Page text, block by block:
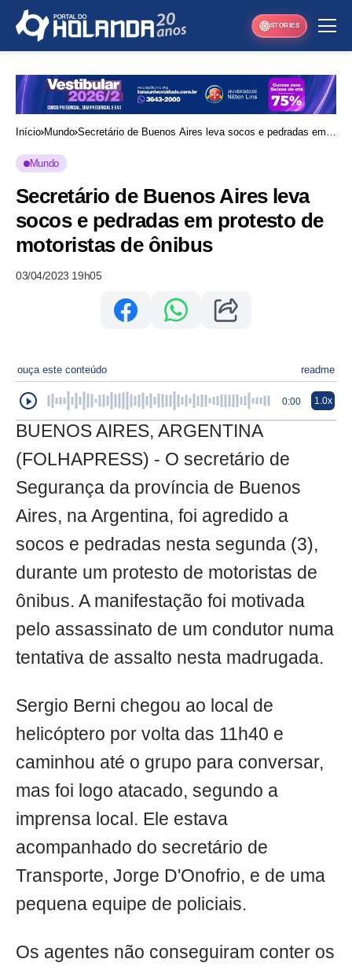
STORIES
Início Mundo Secretário de Buenos Aires leva socos e pedradas em
Mundo
Secretário de Buenos Aires leva
socos e pedradas em protesto de
motoristas de ônibus
03/04/2023 19h05
ouça este conteúdo readme
0:00 1.0x
BUENOS AIRES, ARGENTINA
(FOLHAPRESS) - O secretário de
Segurança da província de Buenos
Aires, na Argentina, foi agredido a
socos e pedradas nesta segunda (3),
durante um protesto de motoristas de
ônibus. A manifestação foi motivada
pelo assassinato de um condutor numa
tentativa de assalto nesta madrugada.
Sergio Berni chegou ao local de
helicóptero por volta das 11h40 e
caminhou até o grupo para conversar,
mas foi logo atacado, segundo a
imprensa local. Ele estava
acompanhado do secretário de
Transporte, Jorge D'Onofrio, e de uma
pequena equipe de policiais.
Os agentes não conseguiram conter os